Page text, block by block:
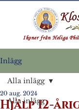
Ikoner från Heliga
Inlägg
Alla inlägg
Alla inlägg
Hjälp 12-
20 aug. 2024